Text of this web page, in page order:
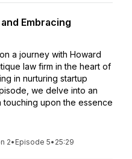
Embracing
a journey with Howard
law firm in the heart of
in nurturing startup
we delve into an
upon the essence
2• Episode 5• 25:29